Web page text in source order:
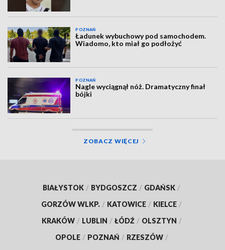
POZNAŃ
Ładunek wybuchowy pod samochodem.
Wiadomo, kto miał go podłożyć
POZNAŃ
Nagle wyciągnął nóż. Dramatyczny finał
bójki
ZOBACZ WIĘCEJ
BIAŁYSTOK / BYDGOSZCZ / GDAŃSK /
GORZÓW WLKP. / KATOWICE / KIELCE /
KRAKÓW / LUBLIN / ŁÓDŹ / OLSZTYN /
OPOLE / POZNAŃ / RZESZÓW /